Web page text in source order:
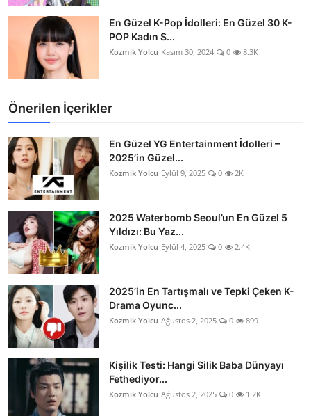
En Güzel K-Pop İdolleri: En Güzel 30 K-
POP Kadın S...
Kozmik Yolcu Kasım 30, 2024 0 8.3K
Önerilen İçerikler
En Güzel YG Entertainment İdolleri –
2025’in Güzel...
Kozmik Yolcu Eylül 9, 2025 0 2K
2025 Waterbomb Seoul’un En Güzel 5
Yıldızı: Bu Yaz...
Kozmik Yolcu Eylül 4, 2025 0 2.4K
2025’in En Tartışmalı ve Tepki Çeken K-
Drama Oyunc...
Kozmik Yolcu Ağustos 2, 2025 0 899
Kişilik Testi: Hangi Silik Baba Dünyayı
Fethediyor...
Kozmik Yolcu Ağustos 2, 2025 0 1.2K